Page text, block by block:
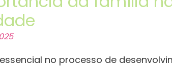
no processo de